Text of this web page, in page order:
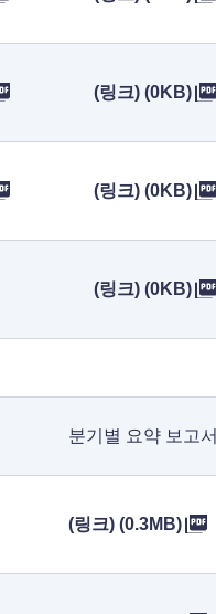
(링크) (0KB)
(링크) (0KB)
(링크) (0KB)
분기별 요약 보고서
(링크) (0.3MB)